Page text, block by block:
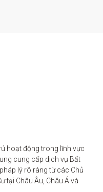
hoạt động trong lĩnh vực
cung cấp dịch vụ Bất
lý rõ ràng từ các Chủ
tại Châu Âu, Châu Á và